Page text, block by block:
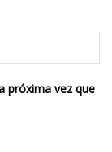
próxima vez que